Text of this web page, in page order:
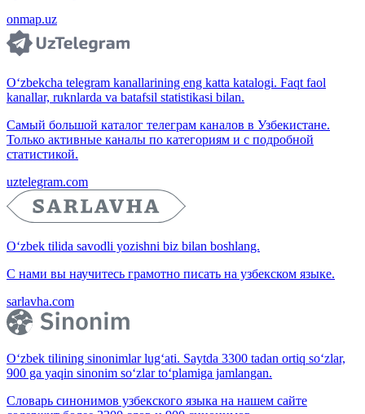
onmap.uz
O‘zbekcha telegram kanallarining eng katta katalogi. Faqt faol
kanallar, ruknlarda va batafsil statistikasi bilan.
Самый большой каталог телеграм каналов в Узбекистане.
Только активные каналы по категориям и с подробной
статистикой.
uztelegram.com
O‘zbek tilida savodli yozishni biz bilan boshlang.
С нами вы научитесь грамотно писать на узбекском языке.
sarlavha.com
O‘zbek tilining sinonimlar lug‘ati. Saytda 3300 tadan ortiq so‘zlar,
900 ga yaqin sinonim so‘zlar to‘plamiga jamlangan.
Словарь синонимов узбекского языка на нашем сайте